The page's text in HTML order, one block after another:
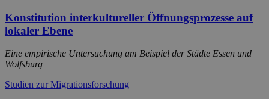
Konstitution interkultureller Öffnungsprozesse auf
lokaler Ebene
Eine empirische Untersuchung am Beispiel der Städte Essen und
Wolfsburg
Studien zur Migrationsforschung